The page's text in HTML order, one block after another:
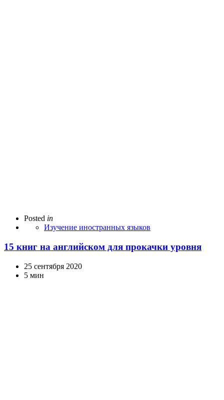
Posted in
Изучение иностранных языков
15 книг на английском для прокачки уровня
25 сентября 2020
5 мин